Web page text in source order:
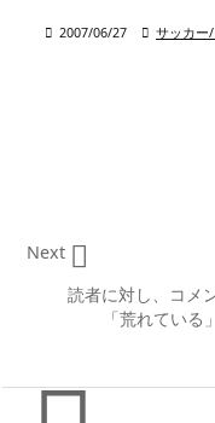
 2007/06/27  サッカー
読者に対し、コメ
「荒れてい

Next